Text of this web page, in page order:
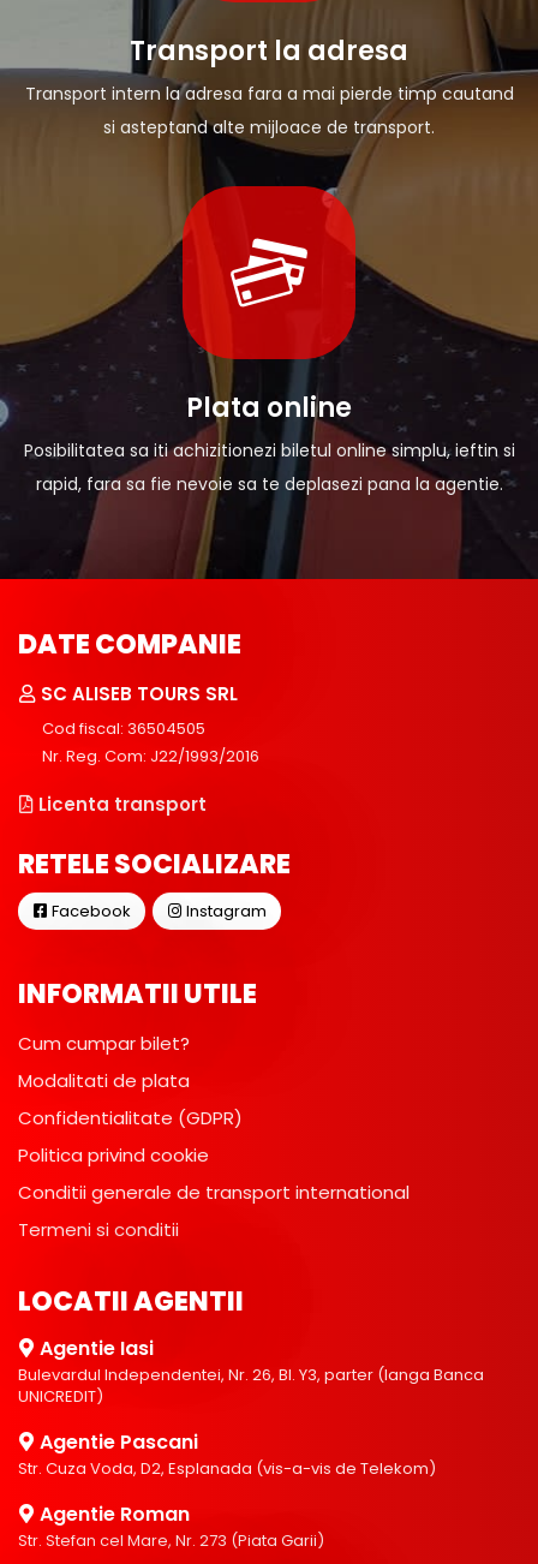
Transport la adresa
Transport intern la adresa fara a mai pierde timp cautand
si asteptand alte mijloace de transport.
Plata online
Posibilitatea sa iti achizitionezi biletul online simplu, ieftin si
rapid, fara sa fie nevoie sa te deplasezi pana la agentie.
DATE COMPANIE
SC ALISEB TOURS SRL
Cod fiscal: 36504505
Nr. Reg. Com: J22/1993/2016
Licenta transport
RETELE SOCIALIZARE
Facebook Instagram
INFORMATII UTILE
Cum cumpar bilet?
Modalitati de plata
Confidentialitate (GDPR)
Politica privind cookie
Conditii generale de transport international
Termeni si conditii
LOCATII AGENTII
Agentie Iasi
Bulevardul Independentei, Nr. 26, Bl. Y3, parter (langa Banca
UNICREDIT)
Agentie Pascani
Str. Cuza Voda, D2, Esplanada (vis-a-vis de Telekom)
Agentie Roman
Str. Stefan cel Mare, Nr. 273 (Piata Garii)